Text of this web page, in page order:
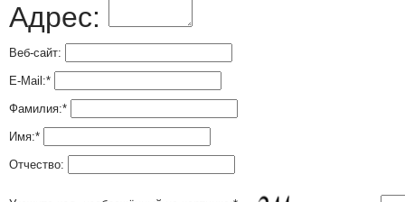
Адрес:
Веб-сайт:
E-Mail:*
Фамилия:*
Имя:*
Отчество: